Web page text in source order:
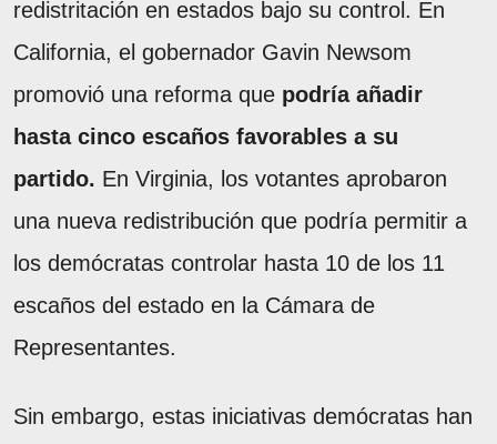
redistritación en estados bajo su control. En
California, el gobernador Gavin Newsom
promovió una reforma que podría añadir
hasta cinco escaños favorables a su
partido. En Virginia, los votantes aprobaron
una nueva redistribución que podría permitir a
los demócratas controlar hasta 10 de los 11
escaños del estado en la Cámara de
Representantes.
Sin embargo, estas iniciativas demócratas han